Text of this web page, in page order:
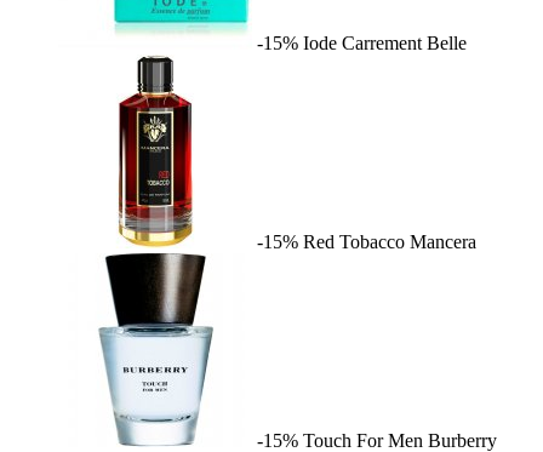
-15% Iode Carrement Belle
-15% Red Tobacco Mancera
-15% Touch For Men Burberry